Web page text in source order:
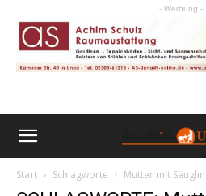
- Werbung -
Start Schlagworte Mutter mit